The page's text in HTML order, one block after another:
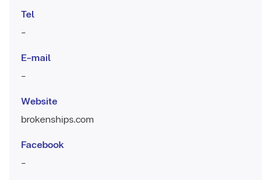
Tel
-
E-mail
-
Website
brokenships.com
Facebook
-